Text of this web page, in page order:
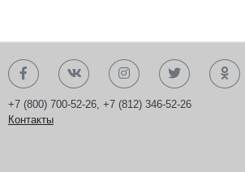
+7 (800) 700-52-26, +7 (812) 346-52-26
Контакты